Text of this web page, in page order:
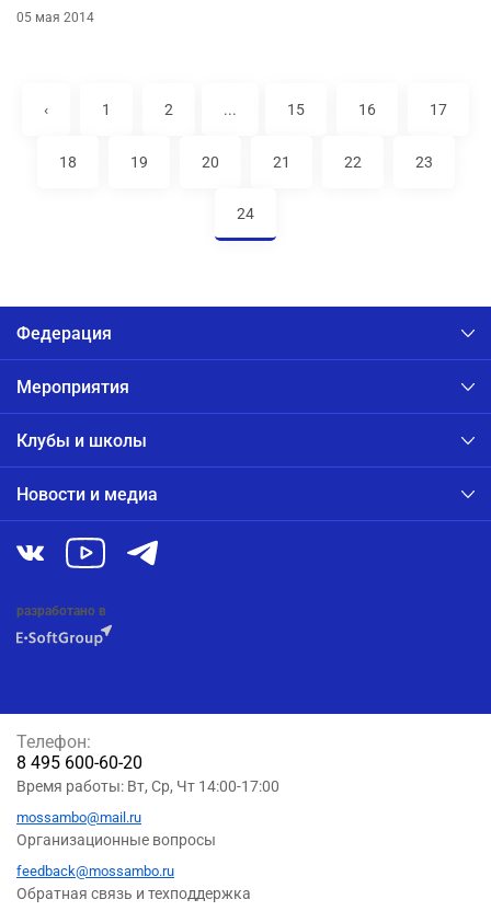
05 мая 2014
‹ 1 2 ... 15 16 17
18 19 20 21 22 23
24
Федерация
Мероприятия
Клубы и школы
Новости и медиа
разработано в
Телефон:
8 495 600-60-20
Время работы: Вт, Ср, Чт 14:00-17:00
mossambo@mail.ru
Организационные вопросы
feedback@mossambo.ru
Обратная связь и техподдержка